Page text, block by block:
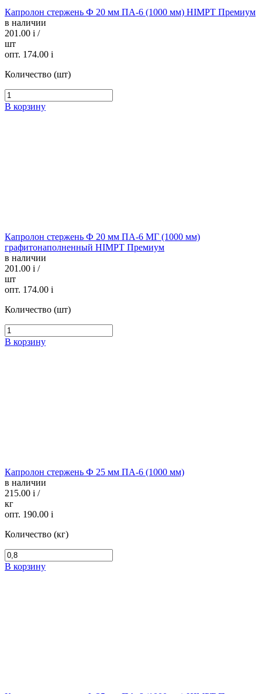
Капролон стержень Ф 20 мм ПА-6 (1000 мм) HIMPT Премиум
в наличии
201.00 i /
шт
опт. 174.00 i
Количество (шт)
В корзину
Капролон стержень Ф 20 мм ПА-6 МГ (1000 мм)
графитонаполненный HIMPT Премиум
в наличии
201.00 i /
шт
опт. 174.00 i
Количество (шт)
В корзину
Капролон стержень Ф 25 мм ПА-6 (1000 мм)
в наличии
215.00 i /
кг
опт. 190.00 i
Количество (кг)
В корзину